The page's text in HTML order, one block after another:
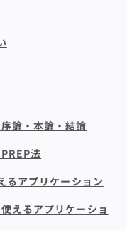
論・本論・結論
法
るアプリケーション
えるアプリケーショ